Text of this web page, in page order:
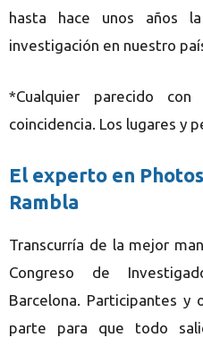
hasta hace unos años
investigación en nuestro
*Cualquier parecido
coincidencia. Los lugares y
El experto en
Rambla
Transcurría de la mejor
Congreso de
Barcelona. Participantes y
parte para que todo